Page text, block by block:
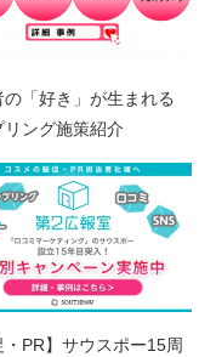
の「好き」が生まれる
リング施策紹介
・PR】サウスポー15周